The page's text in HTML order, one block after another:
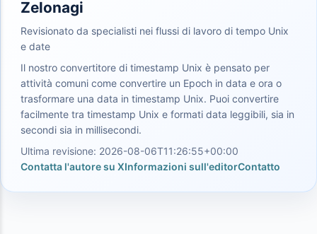
Zelonagi
Revisionato da specialisti nei flussi di lavoro di tempo Unix
e date
Il nostro convertitore di timestamp Unix è pensato per
attività comuni come convertire un Epoch in data e ora o
trasformare una data in timestamp Unix. Puoi convertire
facilmente tra timestamp Unix e formati data leggibili, sia in
secondi sia in millisecondi.
Ultima revisione: 2026-08-06T11:26:55+00:00
Contatta l'autore su XInformazioni sull'editorContatto